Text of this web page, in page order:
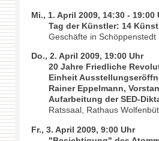
Mi., 1. April 2009, 14:30 - 19:00
Tag der Künstler: 14
Geschäfte in Schöppenstedt
Do., 2. April 2009, 19:00 Uhr
20 Jahre Friedliche
Einheit
Rainer Eppelmann,
Aufarbeitung der SED-
Ratssaal, Rathaus
Fr., 3. April 2009, 9:00 Uhr